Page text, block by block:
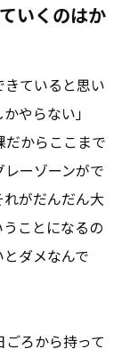
いくのはか
ていると思い
やらない」
だからここまで
ーゾーンがで
がだんだん大
ことになるの
ダメなんで
ろから持って